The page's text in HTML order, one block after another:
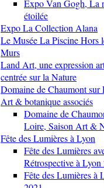
Expo Van Gogh, La
étoilée
Expo La Collection Alana
Le Musée La Piscine Hors
Murs
Land Art, une expression
centrée sur la Nature
Domaine de Chaumont sur
Art & botanique associés
Domaine de
Loire, Saison Art &
Fête des Lumières à Lyon
Fête des Lumières
Rétrospective à Lyon
Fête des Lumières à